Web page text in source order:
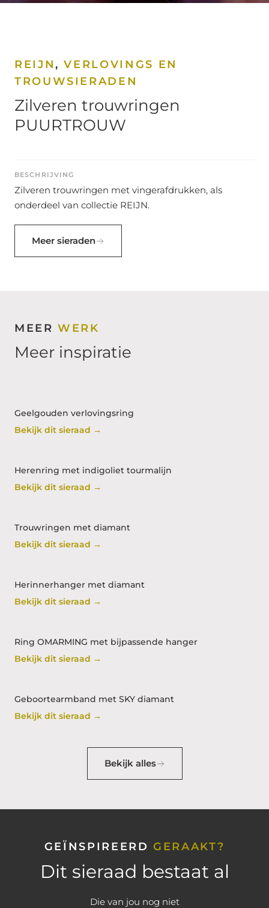
REIJN,VERLOVINGS EN
TROUWSIERADEN
Zilveren trouwringen
PUURTROUW
BESCHRIJVING
Zilveren trouwringen met vingerafdrukken, als
onderdeel van collectie REIJN.
Meer sieraden
MEERWERK
Meer inspiratie
Geelgouden verlovingsring
Bekijk dit sieraad →
Herenring met indigoliet tourmalijn
Bekijk dit sieraad →
Trouwringen met diamant
Bekijk dit sieraad →
Herinnerhanger met diamant
Bekijk dit sieraad →
Ring OMARMING met bijpassende hanger
Bekijk dit sieraad →
Geboortearmband met SKY diamant
Bekijk dit sieraad →
Bekijk alles
GEÏNSPIREERDGERAAKT?
Dit sieraad bestaat al
Die van jou nog niet